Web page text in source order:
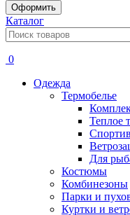
Оформить
Каталог
0
Одежда
Термобелье
Теплое
Для
Костюмы
Комбинезоны
Парки и
Куртки и